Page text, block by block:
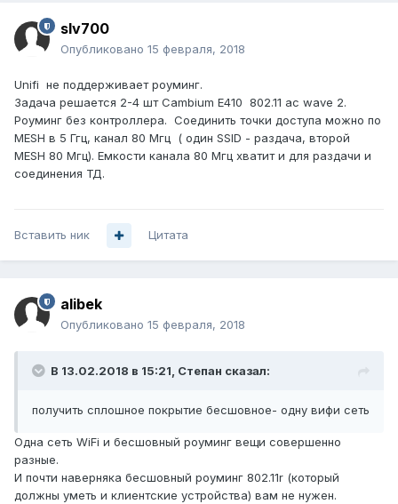
slv700
Опубликовано 15 февраля, 2018
Unifi не поддерживает роуминг.
Задача решается 2-4 шт Cambium E410 802.11 ac wave 2.
Роуминг без контроллера. Соединить точки доступа можно по
MESH в 5 Ггц, канал 80 Мгц ( один SSID - раздача, второй
MESH 80 Мгц). Емкости канала 80 Мгц хватит и для раздачи и
соединения ТД.
Вставить ник Цитата
alibek
Опубликовано 15 февраля, 2018
В 13.02.2018 в 15:21, Степан сказал:
получить сплошное покрытие бесшовное- одну вифи сеть
Одна сеть WiFi и бесшовный роуминг вещи совершенно
разные.
И почти наверняка бесшовный роуминг 802.11r (который
должны уметь и клиентские устройства) вам не нужен.